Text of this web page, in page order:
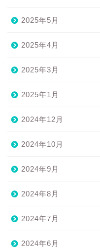
2025年5月
2025年4月
2025年3月
2025年1月
2024年12月
2024年10月
2024年9月
2024年8月
2024年7月
2024年6月